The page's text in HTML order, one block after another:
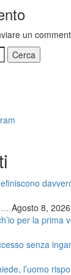
un
Agosto 8, 2026
per la prima
senza
l’uomo